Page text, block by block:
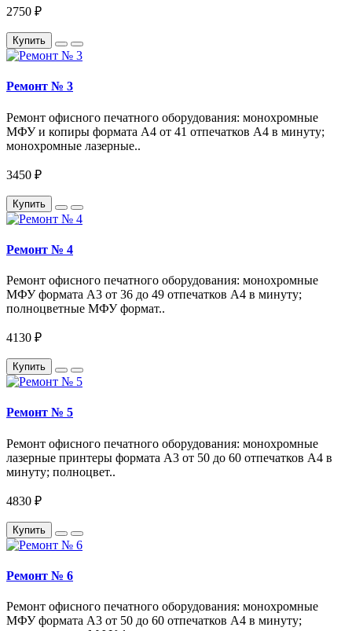
2750 ₽
Купить
Ремонт № 3
Ремонт офисного печатного оборудования: монохромные
МФУ и копиры формата А4 от 41 отпечатков A4 в минуту;
монохромные лазерные..
3450 ₽
Купить
Ремонт № 4
Ремонт офисного печатного оборудования: монохромные
МФУ формата А3 от 36 до 49 отпечатков A4 в минуту;
полноцветные МФУ формат..
4130 ₽
Купить
Ремонт № 5
Ремонт офисного печатного оборудования: монохромные
лазерные принтеры формата А3 от 50 до 60 отпечатков A4 в
минуту; полноцвет..
4830 ₽
Купить
Ремонт № 6
Ремонт офисного печатного оборудования: монохромные
МФУ формата А3 от 50 до 60 отпечатков A4 в минуту;